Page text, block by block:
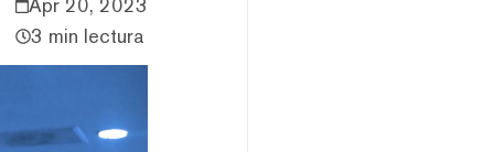
Apr 20, 2023
3 min lectura